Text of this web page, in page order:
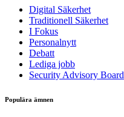
Digital Säkerhet
Traditionell Säkerhet
I Fokus
Personalnytt
Debatt
Lediga jobb
Security Advisory Board
Populära ämnen